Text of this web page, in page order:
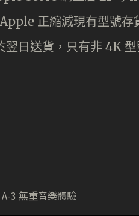
正縮減現有型號存
日送貨，只有非 4K 型
3 無重音樂體驗